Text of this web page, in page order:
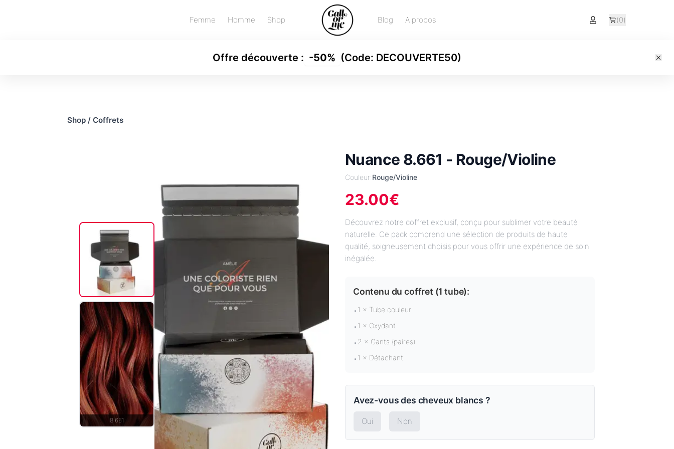
Femme Homme Shop Blog A propos (0)
Offre découverte : -50% (Code: DECOUVERTE50)
Shop/ Coffrets
8.661
Nuance 8.661 - Rouge/Violine
Couleur:Rouge/Violine
23.00€
Découvrez notre coffret exclusif, conçu pour sublimer votre beauté
naturelle. Ce pack comprend une sélection de produits de haute
qualité, soigneusement choisis pour vous offrir une expérience de soin
inégalée.
Contenu du coffret (1 tube):
• 1 × Tube couleur
• 1 × Oxydant
• 2 × Gants (paires)
• 1 × Détachant
Avez-vous des cheveux blancs ?
Oui Non